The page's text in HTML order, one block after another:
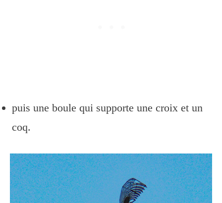
puis une boule qui supporte une croix et un
coq.